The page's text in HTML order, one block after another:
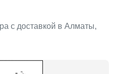
с доставкой в Алматы,